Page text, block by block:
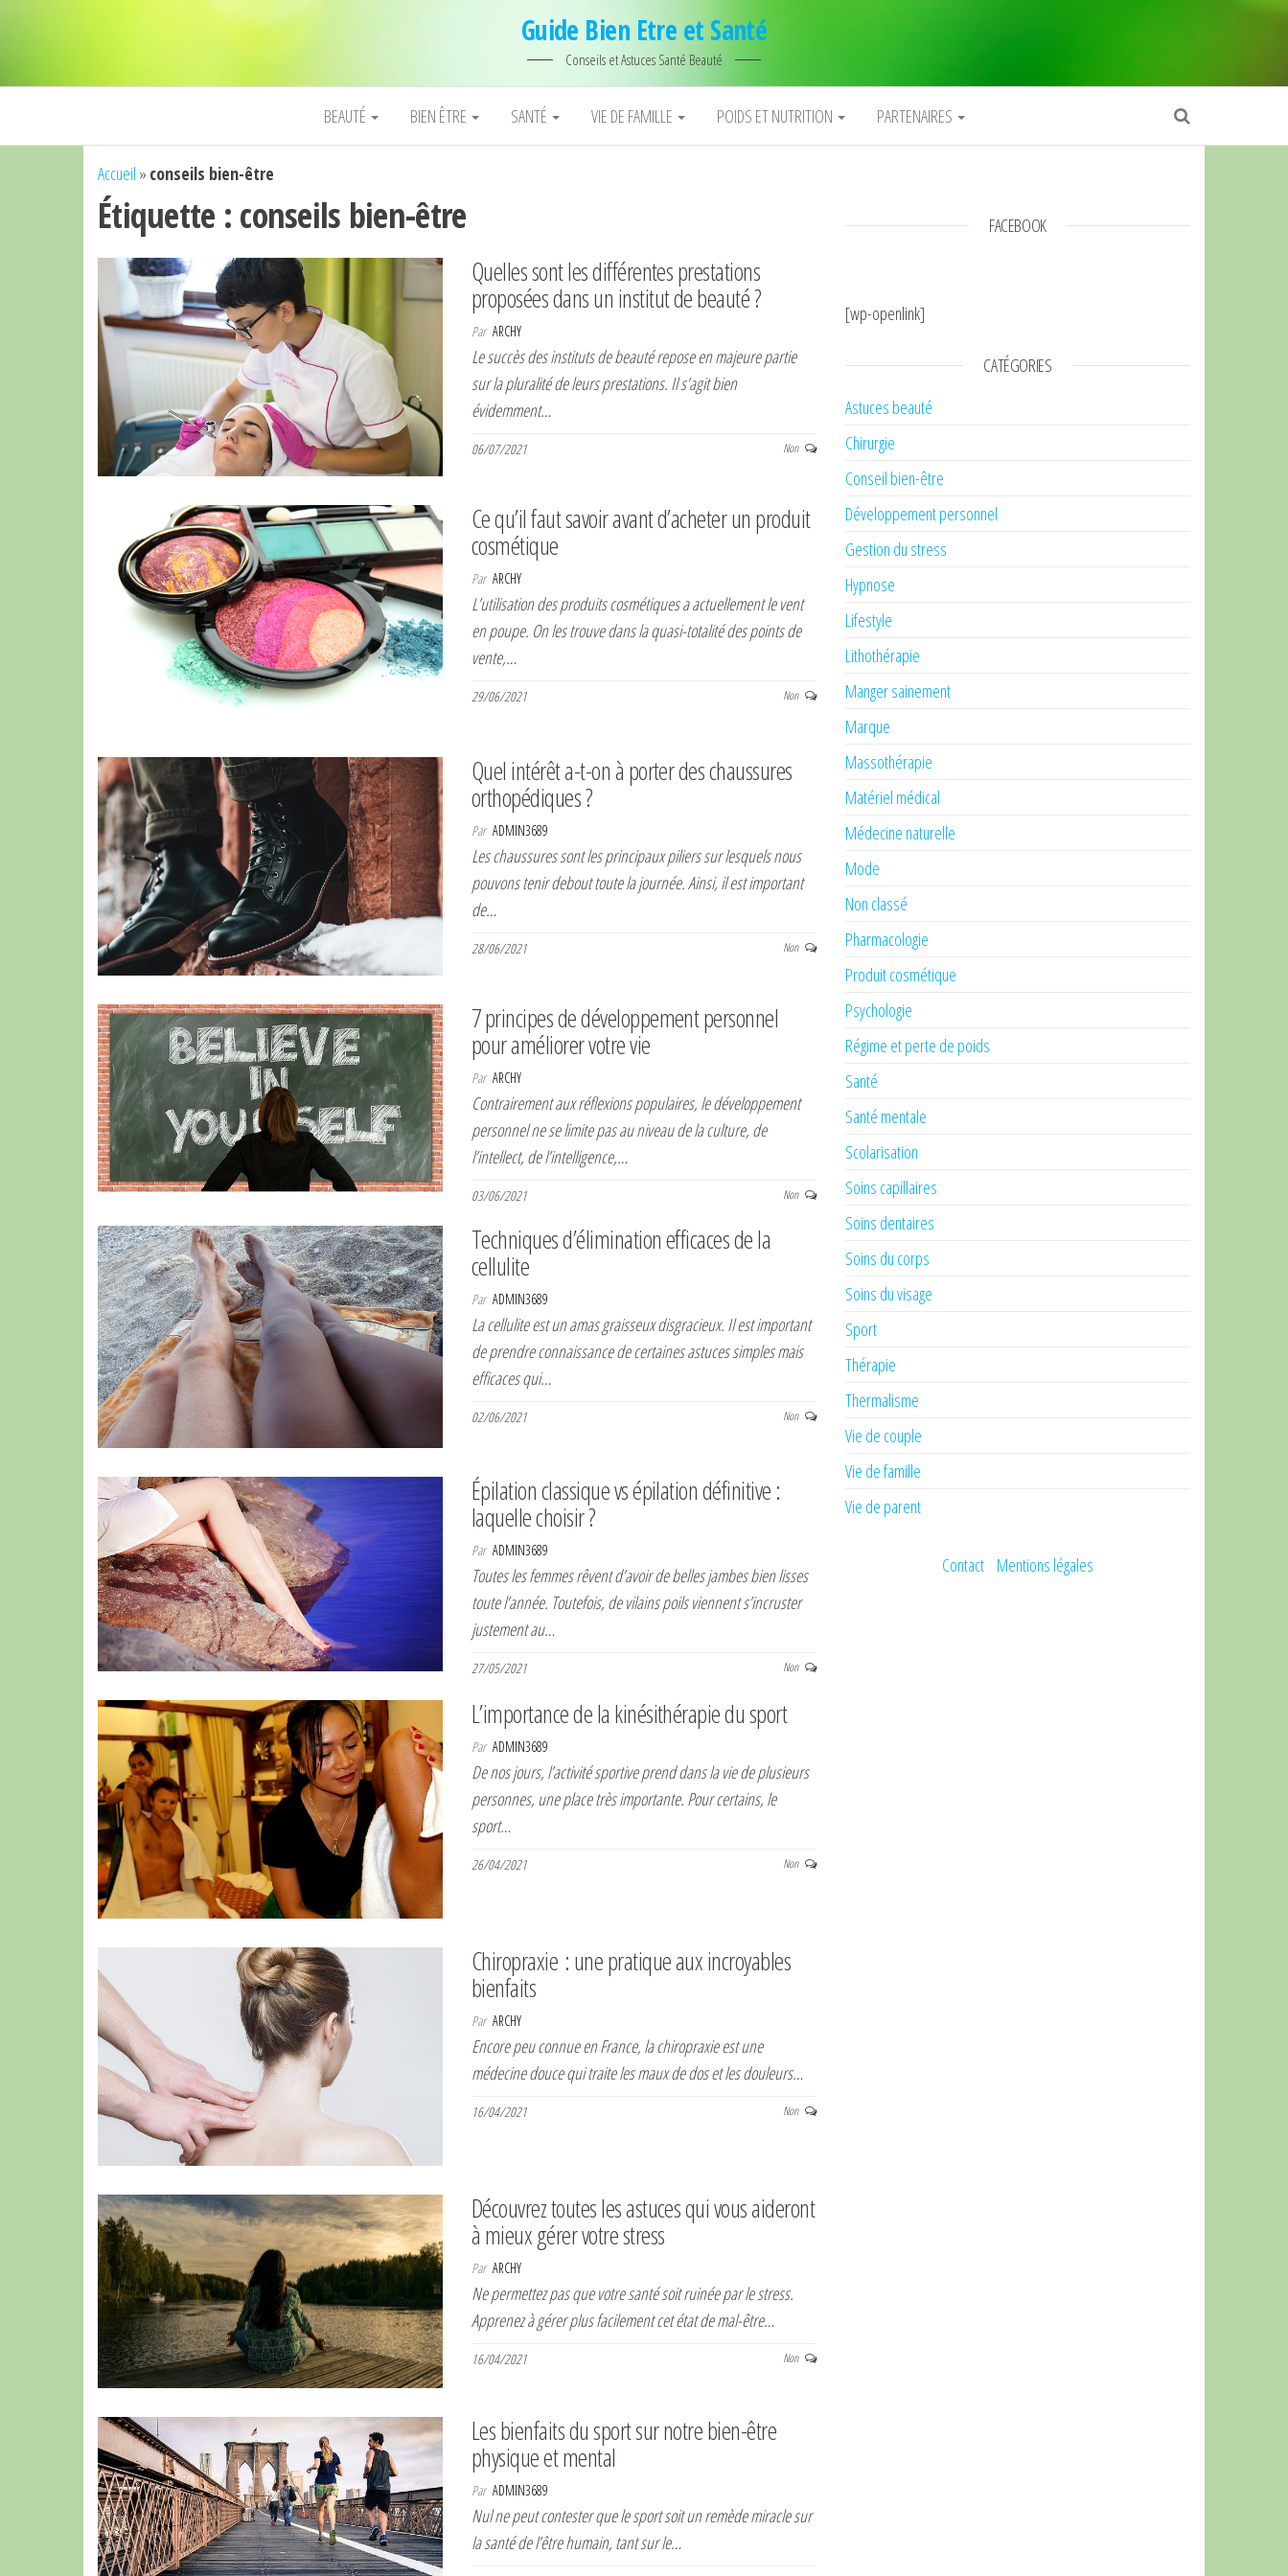
Guide Bien Etre et Santé
Conseils et Astuces Santé Beauté
BEAUTÉ BIEN ÊTRE SANTÉ VIE DE FAMILLE POIDS ET NUTRITION PARTENAIRES
Accueil » conseils bien-être
Étiquette : conseils bien-être
Quelles sont les différentes prestations
proposées dans un institut de beauté ?
Par ARCHY
Le succès des instituts de beauté repose en majeure partie
sur la pluralité de leurs prestations. Il s’agit bien
évidemment…
06/07/2021 Non
Ce qu’il faut savoir avant d’acheter un produit
cosmétique
Par ARCHY
L’utilisation des produits cosmétiques a actuellement le vent
en poupe. On les trouve dans la quasi-totalité des points de
vente,…
29/06/2021 Non
Quel intérêt a-t-on à porter des chaussures
orthopédiques ?
Par ADMIN3689
Les chaussures sont les principaux piliers sur lesquels nous
pouvons tenir debout toute la journée. Ainsi, il est important
de…
28/06/2021 Non
7 principes de développement personnel
pour améliorer votre vie
Par ARCHY
Contrairement aux réflexions populaires, le développement
personnel ne se limite pas au niveau de la culture, de
l’intellect, de l’intelligence,…
03/06/2021 Non
Techniques d’élimination efficaces de la
cellulite
Par ADMIN3689
La cellulite est un amas graisseux disgracieux. Il est important
de prendre connaissance de certaines astuces simples mais
efficaces qui…
02/06/2021 Non
Épilation classique vs épilation définitive :
laquelle choisir ?
Par ADMIN3689
Toutes les femmes rêvent d’avoir de belles jambes bien lisses
toute l’année. Toutefois, de vilains poils viennent s’incruster
justement au…
27/05/2021 Non
L’importance de la kinésithérapie du sport
Par ADMIN3689
De nos jours, l’activité sportive prend dans la vie de plusieurs
personnes, une place très importante. Pour certains, le
sport…
26/04/2021 Non
Chiropraxie : une pratique aux incroyables
bienfaits
Par ARCHY
Encore peu connue en France, la chiropraxie est une
médecine douce qui traite les maux de dos et les douleurs…
16/04/2021 Non
Découvrez toutes les astuces qui vous aideront
à mieux gérer votre stress
Par ARCHY
Ne permettez pas que votre santé soit ruinée par le stress.
Apprenez à gérer plus facilement cet état de mal-être…
16/04/2021 Non
Les bienfaits du sport sur notre bien-être
physique et mental
Par ADMIN3689
Nul ne peut contester que le sport soit un remède miracle sur
la santé de l’être humain, tant sur le…
FACEBOOK
[wp-openlink]
CATÉGORIES
Astuces beauté
Chirurgie
Conseil bien-être
Développement personnel
Gestion du stress
Hypnose
Lifestyle
Lithothérapie
Manger sainement
Marque
Massothérapie
Matériel médical
Médecine naturelle
Mode
Non classé
Pharmacologie
Produit cosmétique
Psychologie
Régime et perte de poids
Santé
Santé mentale
Scolarisation
Soins capillaires
Soins dentaires
Soins du corps
Soins du visage
Sport
Thérapie
Thermalisme
Vie de couple
Vie de famille
Vie de parent
Contact Mentions légales